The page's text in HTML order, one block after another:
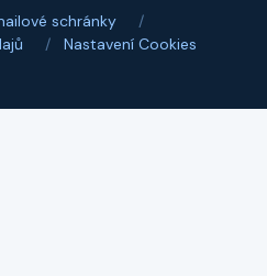
schránky
/
/ Nastavení Cookies